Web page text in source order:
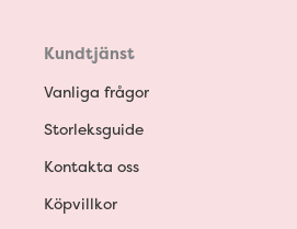
Kundtjänst
Vanliga frågor
Storleksguide
Kontakta oss
Köpvillkor